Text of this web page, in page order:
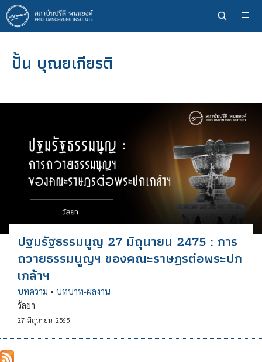
ข้าม
ไป
ยัง
หลักปั้น บุณยเกียรติ
ปฐมรัฐธรรมนูญ 27 มิถุนายน 2475 : การ
ถวายธรรมนูญฯ ของคณะราษฎรต่อพระปก
เกล้าฯ
บทความ • บทบาท-ผลงาน
วัลยา
27 มิถุนายน 2565